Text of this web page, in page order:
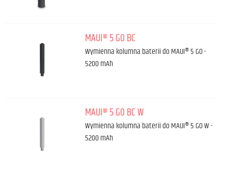
MAUI® 5 GO BC
Wymienna kolumna baterii do MAUI® 5 GO -
5200 mAh
MAUI® 5 GO BC W
Wymienna kolumna baterii do MAUI® 5 GO W -
5200 mAh